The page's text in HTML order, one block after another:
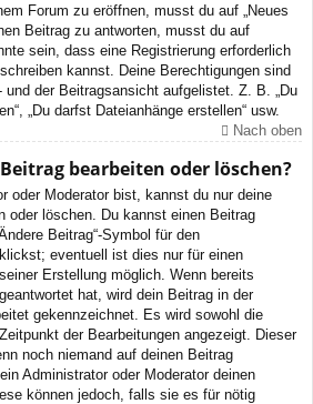
Forum zu eröffnen, musst du auf „Neues
Beitrag zu antworten, musst du auf
sein, dass eine Registrierung erforderlich
kannst. Deine Berechtigungen sind
und der Beitragsansicht aufgelistet. Z. B. „Du
„Du darfst Dateianhänge erstellen“ usw.
Nach oben
bearbeiten oder löschen?
oder Moderator bist, kannst du nur deine
oder löschen. Du kannst einen Beitrag
Beitrag“-Symbol für den
eventuell ist dies nur für einen
Erstellung möglich. Wenn bereits
hat, wird dein Beitrag in der
gekennzeichnet. Es wird sowohl die
der Bearbeitungen angezeigt. Dieser
noch niemand auf deinen Beitrag
Administrator oder Moderator deinen
können jedoch, falls sie es für nötig